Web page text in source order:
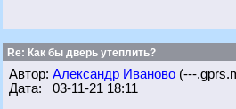
Re: Как бы дверь утеплить?
Автор: Александр Иваново (---
Дата: 03-11-21 18:11